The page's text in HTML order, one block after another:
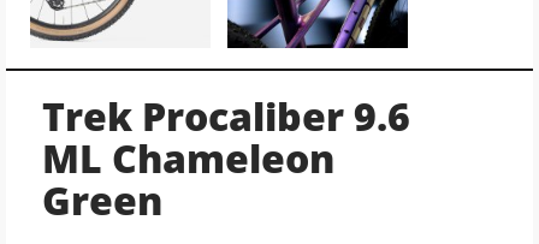
Trek Procaliber 9.6
ML Chameleon
Green